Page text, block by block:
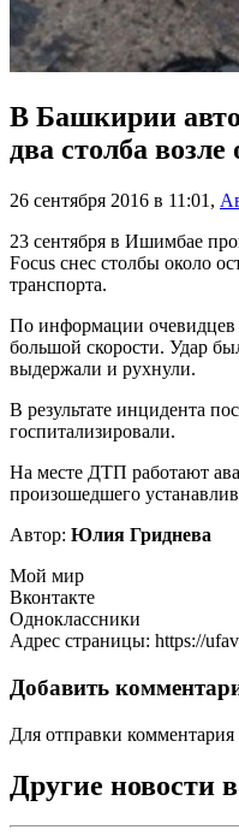
В Башкирии
два столба
26 сентября 2016 в 11:01 ,
23 сентября в Ишимбае
Focus снес столбы около
транспорта.
По информации очевидцев
большой скорости. Удар
выдержали и рухнули.
В результате инцидента
госпитализировали.
На месте ДТП работают
произошедшего
Автор: Юлия Гриднева
Мой мир
Вконтакте
Одноклассники
Адрес страницы: https://
Добавить
Для отправки
Другие новости